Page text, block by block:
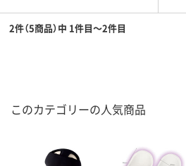
2件（5商品）中 1件目～2件目
このカテゴリーの人気商品